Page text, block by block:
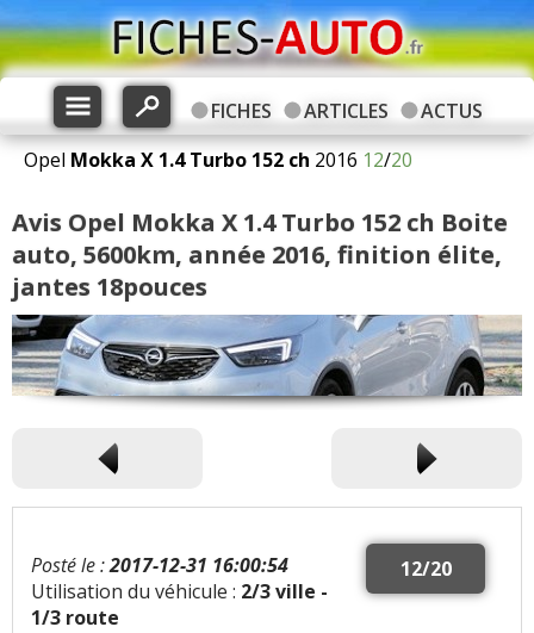
FICHES ARTICLES
ACTUS
Opel Mokka X 1.4 Turbo 152 ch 2016 12/20
Avis Opel Mokka X 1.4 Turbo 152 ch Boite
auto, 5600km, année 2016, finition élite,
jantes 18pouces
12/20
Posté le :2017-12-31 16:00:54
Utilisation du véhicule : 2/3 ville -
1/3 route